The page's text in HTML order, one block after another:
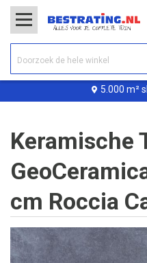
5.000 m²
Keramische
cm Roccia
Ga
naar
einde